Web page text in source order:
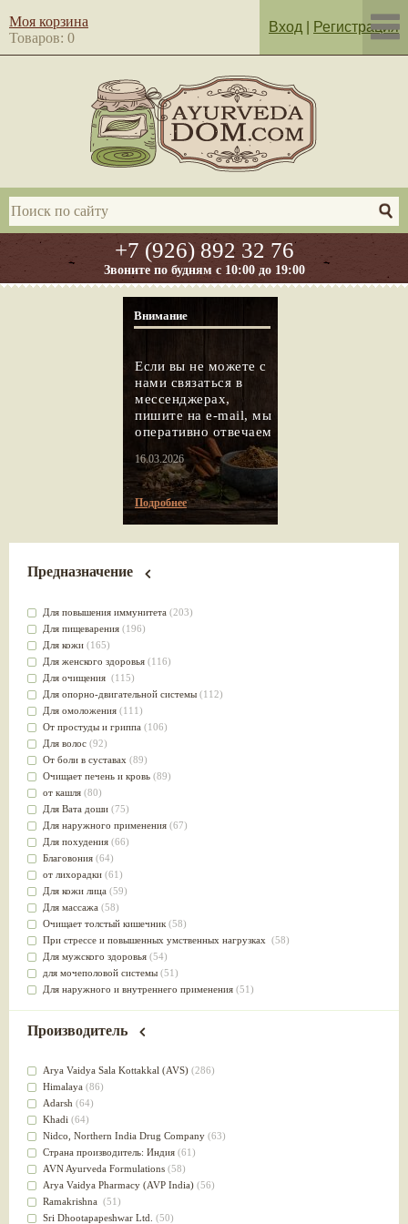
+7 (926) 892 32 76
Звоните по будням с 10:00 до 19:00
Моя корзина
Товаров: 0
Вход Регистрация
Внимание
Если вы не можете с
нами связаться в
мессенджерах,
пишите на e-mail, мы
оперативно отвечаем
16.03.2026
Подробнее
Предназначение
Для повышения иммунитета (203)
Для пищеварения (196)
Для кожи (165)
Для женского здоровья (116)
Для очищения (115)
Для опорно-двигательной системы (112)
Для омоложения (111)
От простуды и гриппа (106)
Для волос (92)
От боли в суставах (89)
Очищает печень и кровь (89)
от кашля (80)
Для Вата доши (75)
Для наружного применения (67)
Для похудения (66)
Благовония (64)
от лихорадки (61)
Для кожи лица (59)
Для массажа (58)
Очищает толстый кишечник (58)
При стрессе и повышенных умственных нагрузках (58)
Для мужского здоровья (54)
для мочеполовой системы (51)
Для наружного и внутреннего применения (51)
Для стабилизации деятельности ЦНС
Лечит опухоли и отеки(46)
Для медитации
выводит токсины
Для здоровья печени
Для тела(39)
для очищения крови(38)
При диабете(38)
Антиоксидант(37)
Для Капха(Кафа) доши
От паразитов(37)
Производитель
Arya Vaidya Sala Kottakkal (AVS) (286)
Himalaya (86)
Adarsh (64)
Khadi (64)
Nidсo, Northern India Drug Company (63)
Страна производитель: Индия (61)
AVN Ayurveda Formulations (58)
Arya Vaidya Pharmacy (AVP India) (56)
Ramakrishna (51)
Sri Dhootapapeshwar Ltd.
(50)